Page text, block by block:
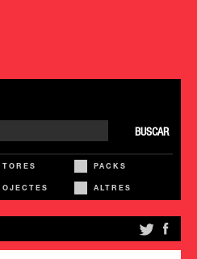
BUSCAR
PACKS
ALTRES